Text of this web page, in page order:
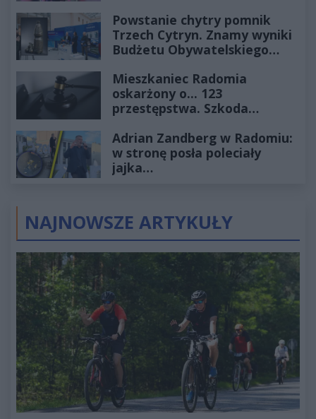
Powstanie chytry pomnik
Trzech Cytryn. Znamy wyniki
Budżetu Obywatelskiego
Mieszkaniec Radomia
oskarżony o... 123
przestępstwa. Szkoda
złotych
Adrian Zandberg w Radomiu:
w stronę posła poleciały
jajka…
NAJNOWSZE ARTYKUŁY